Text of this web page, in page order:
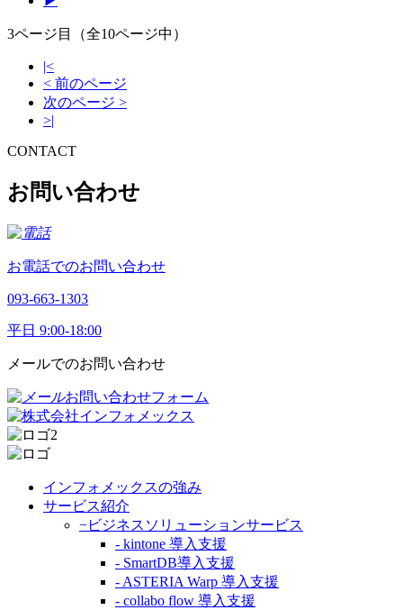
3ページ目（全10ページ中）
|<
< 前のページ
次のページ >
>|
CONTACT
お問い合わせ
お電話でのお問い合わせ
093-663-1303
平日 9:00-18:00
メールでのお問い合わせ
お問い合わせフォーム
インフォメックスの強み
サービス紹介
−ビジネスソリューションサービス
- kintone 導入支援
- SmartDB導入支援
- ASTERIA Warp 導入支援
- collabo flow 導入支援